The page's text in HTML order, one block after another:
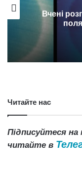
Вчені
Читайте нас
Підписуйтеся на
читайте в